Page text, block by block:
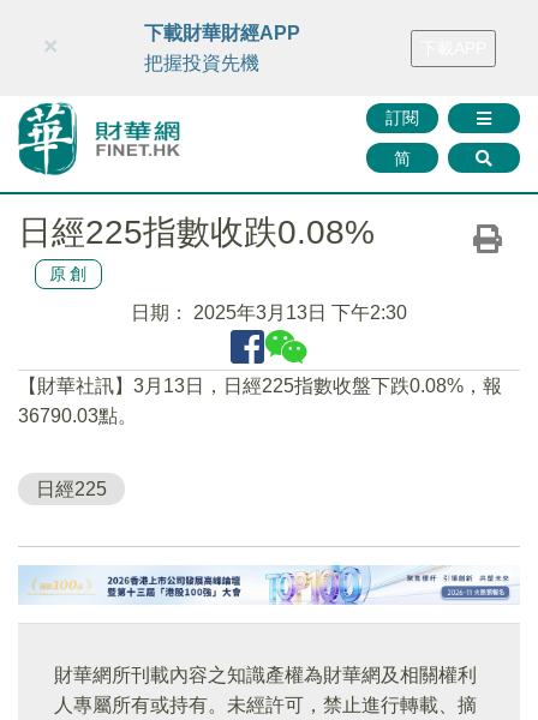
財華智庫網 FINTV FINMETA 財華證券 媒體矩陣
訂閱
简
×
下載財華財經APP
把握投資先機
日經225指數收跌0.08%
原創
日期： 2025年3月13日 下午2:30
【財華社訊】3月13日，日經225指數收盤下跌0.08%，報
36790.03點。
日經225
財華網所刊載內容之知識產權為財華網及相關權利
人專屬所有或持有。未經許可，禁止進行轉載、摘